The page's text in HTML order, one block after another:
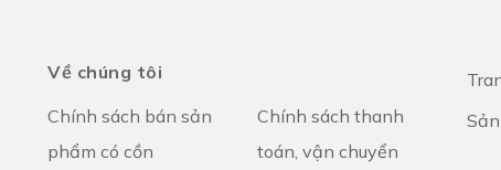
Về chúng tôi
Chính sách bán sản
phẩm có cồn
Chính sách thanh
toán, vận chuyển